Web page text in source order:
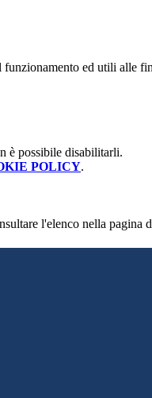
ed utili alle
è possibile disabilitarli.
POLICY.
l'elenco nella pagina